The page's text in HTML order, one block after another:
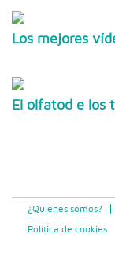
Los mejores
El olfatod e los
¿Quiénes somos?
Política de cookies